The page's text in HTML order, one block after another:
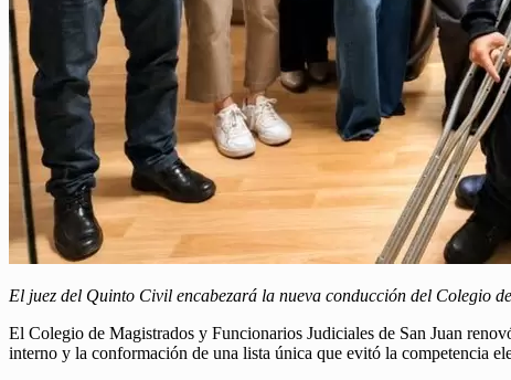
El juez del Quinto Civil encabezará la nueva conducción del Colegio
El Colegio de Magistrados y Funcionarios Judiciales de San Juan
interno y la conformación de una lista única que evitó la competencia